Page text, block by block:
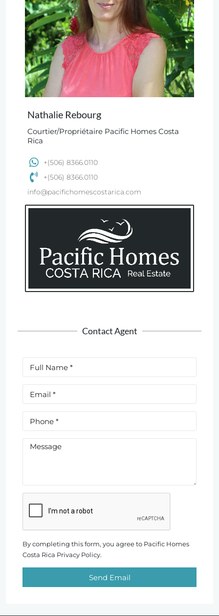
Nathalie Rebourg
Courtier/Propriétaire Pacific Homes Costa
Rica
+(506) 8366.0110
+(506) 8366.0110
info@pacifichomescostarica.com
Contact Agent
By completing this form, you agree to Pacific Homes
Costa Rica Privacy Policy.
Send Email